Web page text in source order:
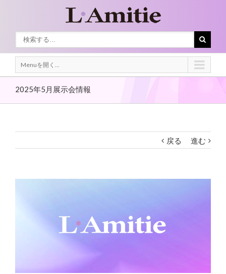
Menuを開く...
2025年5月展示会情報
戻る 進む